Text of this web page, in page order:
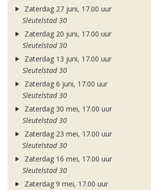
Zaterdag 27 juni, 17.00 uur
Sleutelstad 30
Zaterdag 20 juni, 17.00 uur
Sleutelstad 30
Zaterdag 13 juni, 17.00 uur
Sleutelstad 30
Zaterdag 6 juni, 17.00 uur
Sleutelstad 30
Zaterdag 30 mei, 17.00 uur
Sleutelstad 30
Zaterdag 23 mei, 17.00 uur
Sleutelstad 30
Zaterdag 16 mei, 17.00 uur
Sleutelstad 30
Zaterdag 9 mei, 17.00 uur